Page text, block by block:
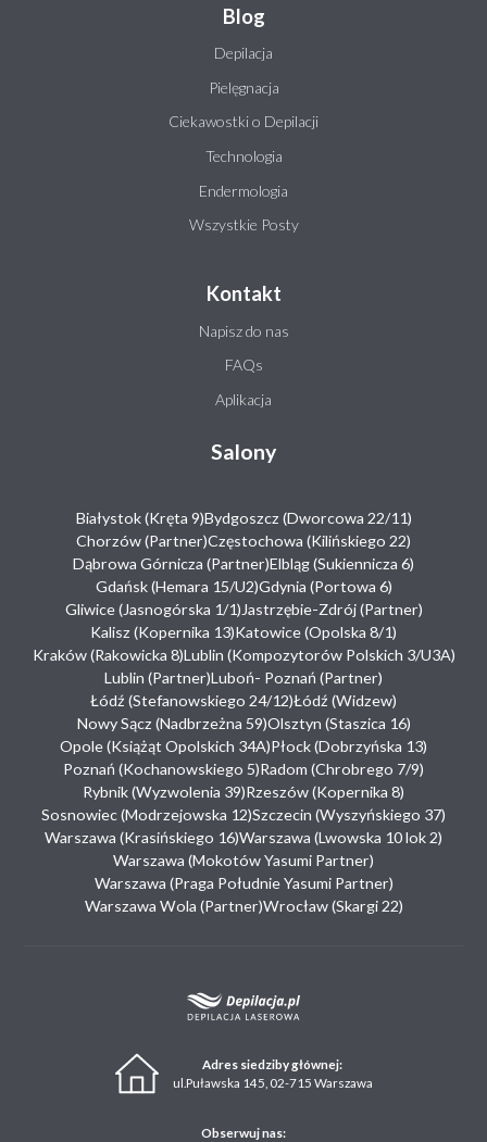
Blog
Depilacja
Pielęgnacja
Ciekawostki o Depilacji
Technologia
Endermologia
Wszystkie Posty
Kontakt
Napisz do nas
FAQs
Aplikacja
Salony
Białystok (Kręta 9)Bydgoszcz (Dworcowa 22/11)
Chorzów (Partner)Częstochowa (Kilińskiego 22)
Dąbrowa Górnicza (Partner)Elbląg (Sukiennicza 6)
Gdańsk (Hemara 15/U2)Gdynia (Portowa 6)
Gliwice (Jasnogórska 1/1) Jastrzębie-Zdrój (Partner)
Kalisz (Kopernika 13)Katowice (Opolska 8/1)
Kraków (Rakowicka 8)Lublin (Kompozytorów Polskich 3/U3A)
Lublin (Partner)Luboń- Poznań (Partner)
Łódź (Stefanowskiego 24/12)Łódź (Widzew)
Nowy Sącz (Nadbrzeżna 59)Olsztyn (Staszica 16)
Opole (Książąt Opolskich 34A)Płock (Dobrzyńska 13)
Poznań (Kochanowskiego 5)Radom (Chrobrego 7/9)
Rybnik (Wyzwolenia 39)Rzeszów (Kopernika 8)
Sosnowiec (Modrzejowska 12)Szczecin (Wyszyńskiego 37)
Warszawa (Krasińskiego 16)Warszawa (Lwowska 10 lok 2)
Warszawa (Mokotów Yasumi Partner)
Warszawa (Praga Południe Yasumi Partner)
Warszawa Wola (Partner)Wrocław (Skargi 22)
Adres siedziby głównej:
ul.Puławska 145, 02-715 Warszawa
Obserwuj nas: